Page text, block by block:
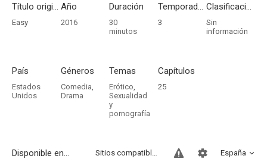
Título original
Easy
Año
2016
Duración
30
minutos
Temporadas
3
Clasificación por edades
Sin
información
País
Estados
Unidos
Géneros
Comedia,
Drama
Temas
Erótico,
Sexualidad
y
pornografía
Capítulos
25
Disponible en... España
Sitios compatibles